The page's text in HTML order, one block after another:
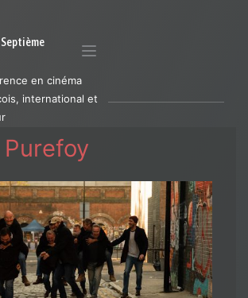
en cinéma
international et